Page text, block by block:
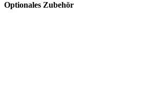
Optionales Zubehör